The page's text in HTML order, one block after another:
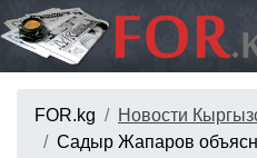
FOR.kg
Новости
Садыр Жапаров